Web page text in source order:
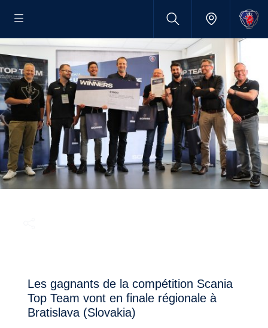
Les gagnants de la compétition Scania
Top Team vont en finale régionale à
Bratislava (Slovakia)